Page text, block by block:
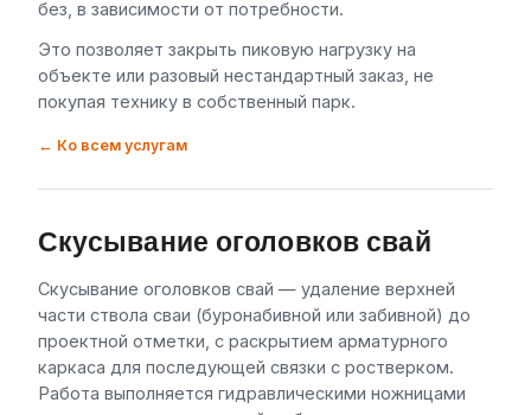
без, в зависимости от потребности.
Это позволяет закрыть пиковую нагрузку на
объекте или разовый нестандартный заказ, не
покупая технику в собственный парк.
← Ко всем услугам
Скусывание оголовков свай
Скусывание оголовков свай — удаление верхней
части ствола сваи (буронабивной или забивной) до
проектной отметки, с раскрытием арматурного
каркаса для последующей связки с ростверком.
Работа выполняется гидравлическими ножницами